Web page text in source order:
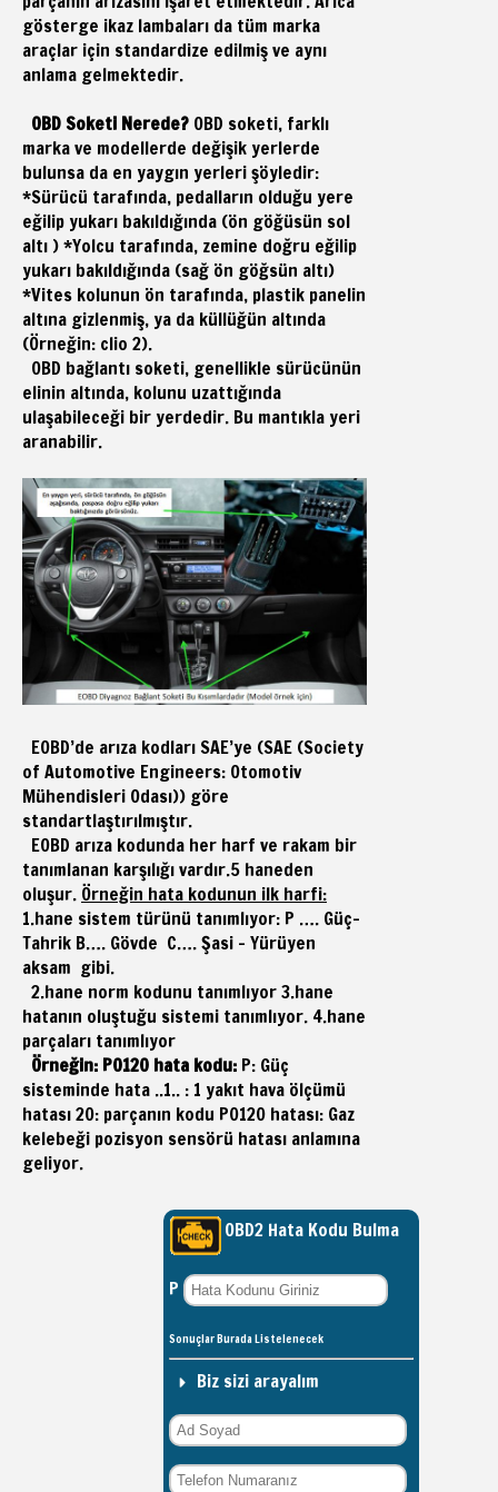
gösterge ikaz lambaları da tüm marka
araçlar için standardize edilmiş ve aynı
anlama gelmektedir.
OBD Soketi Nerede? OBD soketi, farklı
marka ve modellerde değişik yerlerde
bulunsa da en yaygın yerleri şöyledir:
*Sürücü tarafında, pedalların olduğu yere
eğilip yukarı bakıldığında (ön göğüsün sol
altı ) *Yolcu tarafında, zemine doğru eğilip
yukarı bakıldığında (sağ ön göğsün altı)
*Vites kolunun ön tarafında, plastik panelin
altına gizlenmiş, ya da küllüğün altında
(Örneğin: clio 2).
OBD bağlantı soketi, genellikle sürücünün
elinin altında, kolunu uzattığında
ulaşabileceği bir yerdedir. Bu mantıkla yeri
aranabilir.
EOBD’de arıza kodları SAE’ye (SAE (Society
of Automotive Engineers: Otomotiv
Mühendisleri Odası)) göre
standartlaştırılmıştır.
EOBD arıza kodunda her harf ve rakam bir
tanımlanan karşılığı vardır.5 haneden
oluşur. Örneğin hata kodunun ilk harfi:
1.hane sistem türünü tanımlıyor: P …. Güç-
Tahrik B…. Gövde C…. Şasi - Yürüyen
aksam gibi.
2.hane norm kodunu tanımlıyor 3.hane
hatanın oluştuğu sistemi tanımlıyor. 4.hane
parçaları tanımlıyor
Örneğin: P0120 hata kodu: P: Güç
sisteminde hata ..1.. : 1 yakıt hava ölçümü
hatası 20: parçanın kodu P0120 hatası: Gaz
kelebeği pozisyon sensörü hatası anlamına
geliyor.
OBD2 Hata Kodu Bulma
P
Sonuçlar Burada Listelenecek
Biz sizi arayalım